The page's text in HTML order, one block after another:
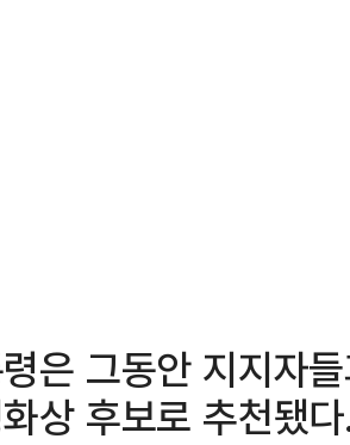
은 그동안 지지자
상 후보로 추천됐